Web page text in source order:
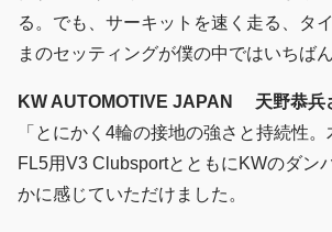
る。でも、サーキットを速く走る、タ
まのセッティングが僕の中ではいちばん
KW AUTOMOTIVE JAPAN 天野恭兵
「とにかく4輪の接地の強さと持続性。
FL5用V3 ClubsportとともにKWのダン
かに感じていただけました。